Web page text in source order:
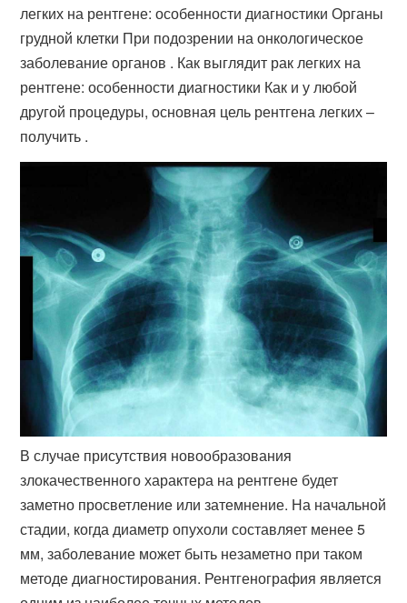
легких на рентгене: особенности диагностики Органы
грудной клетки При подозрении на онкологическое
заболевание органов . Как выглядит рак легких на
рентгене: особенности диагностики Как и у любой
другой процедуры, основная цель рентгена легких –
получить .
В случае присутствия новообразования
злокачественного характера на рентгене будет
заметно просветление или затемнение. На начальной
стадии, когда диаметр опухоли составляет менее 5
мм, заболевание может быть незаметно при таком
методе диагностирования. Рентгенография является